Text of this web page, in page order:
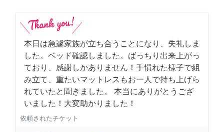
本日は急遽家族が立ち合うことになり、失礼しま
した。ベッド確認しました。ばっちり出来上がっ
ており、感謝しかありません！手慣れた様子で組
み立て、重たいマットレスもお一人で持ち上げら
れていたと聞きました。 本当にありがとうござ
いました！大変助かりました！
依頼されたチケット